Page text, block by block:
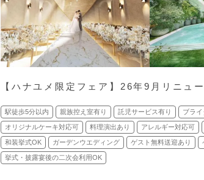
【ハナユメ限定フェア】26年9月リニュ
駅徒歩5分以内 親族控え室有り 託児サービス有り ブラ
オリジナルケーキ対応可 料理演出あり アレルギー対応可
和装挙式OK ガーデンウエディング ゲスト無料送迎あり
挙式・披露宴後の二次会利用OK